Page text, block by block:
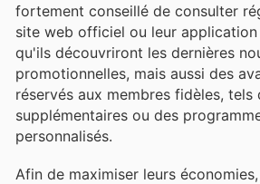
fortement conseillé de consulter
site web officiel ou leur
qu'ils découvriront les dernières
promotionnelles, mais aussi des
réservés aux membres fidèles,
supplémentaires ou des
personnalisés.
Afin de maximiser leurs